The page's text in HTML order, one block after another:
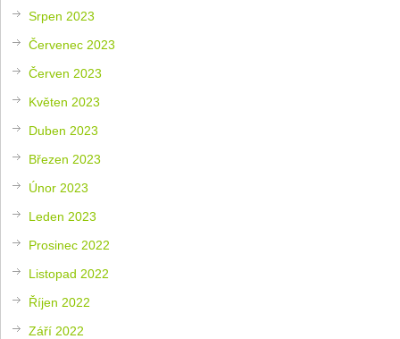
Srpen 2023
Červenec 2023
Červen 2023
Květen 2023
Duben 2023
Březen 2023
Únor 2023
Leden 2023
Prosinec 2022
Listopad 2022
Říjen 2022
Září 2022